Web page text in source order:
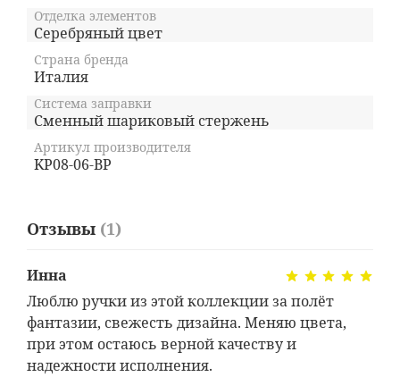
Отделка элементов
Серебряный цвет
Страна бренда
Италия
Система заправки
Сменный шариковый стержень
Артикул производителя
KP08-06-BP
Отзывы (1)
Инна
Люблю ручки из этой коллекции за полёт
фантазии, свежесть дизайна. Меняю цвета,
при этом остаюсь верной качеству и
надежности исполнения.